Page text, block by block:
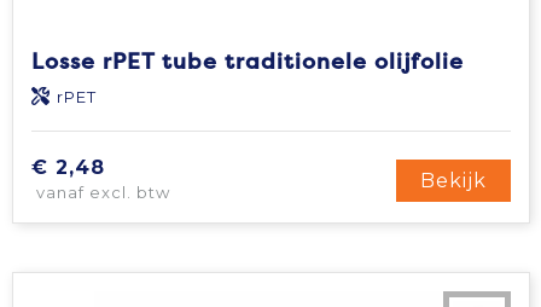
Losse rPET tube traditionele olijfolie
rPET
€ 2,48
vanaf excl. btw
Bekijk